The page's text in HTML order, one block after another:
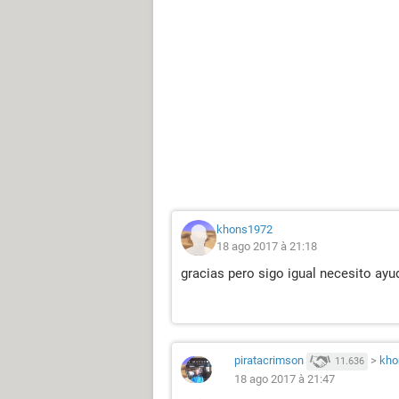
khons1972
18 ago 2017 à 21:18
gracias pero sigo igual necesito
piratacrimson 11.636 >
18 ago 2017 à 21:47